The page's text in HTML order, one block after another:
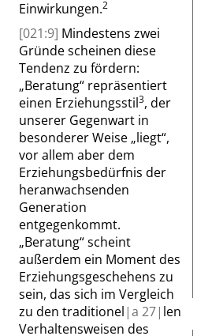
Einwirkungen.2
[021:9] Mindestens zwei
Gründe scheinen diese
Tendenz zu fördern:
„Beratung“ repräsentiert
einen Erziehungsstil3, der
unserer Gegenwart in
besonderer Weise „liegt“,
vor allem aber dem
Erziehungsbedürfnis der
heranwachsenden
Generation
entgegenkommt.
„Beratung“scheint
außerdem ein Moment des
Erziehungsgeschehens zu
sein, das sich im Vergleich
zu den traditionel |a 27| len
Verhaltensweisen des